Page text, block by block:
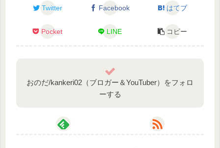
Twitter Facebook はてブ
Pocket LINE コピー
おのだ/kankeri02（ブロガー＆YouTuber）をフォロ
ーする